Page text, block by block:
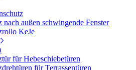
nach außen schwingende Fenster
KeJe
für Hebeschiebetüren
für Terrassentüren